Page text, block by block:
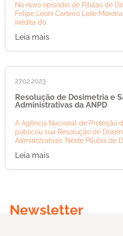
No novo episódio de Pílulas de
Felipe Leoni Carteiro Leite
inédita do
Leia mais
27.02.2023
Resolução de Dosimetria e
Administrativas da ANPD
A Agência Nacional de Proteção
publicou sua Resolução de
Administrativas. Neste Pílulas de
Leia mais
Newsletter